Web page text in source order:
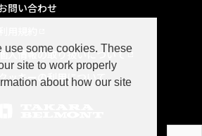
問い合わせ
人情報の取り扱いについて
ッキーの利用について
use some cookies. These
site to work properly
about how our site